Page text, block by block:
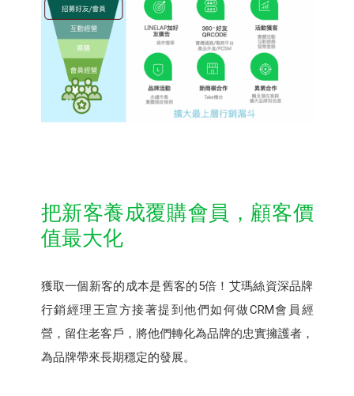
把新客養成覆購會員，顧客價
值最大化
獲取一個新客的成本是舊客的5倍！艾瑪絲資深品牌
行銷經理王宣方接著提到他們如何做CRM會員經
營，留住老客戶，將他們轉化為品牌的忠實擁護者，
為品牌帶來長期穩定的發展。